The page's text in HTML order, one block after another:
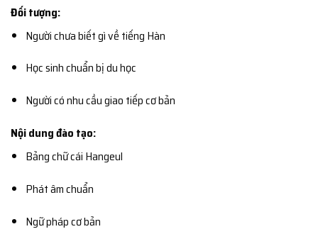
Đối tượng:
Người chưa biết gì về tiếng Hàn
Học sinh chuẩn bị du học
Người có nhu cầu giao tiếp cơ bản
Nội dung đào tạo:
Bảng chữ cái Hangeul
Phát âm chuẩn
Ngữ pháp cơ bản